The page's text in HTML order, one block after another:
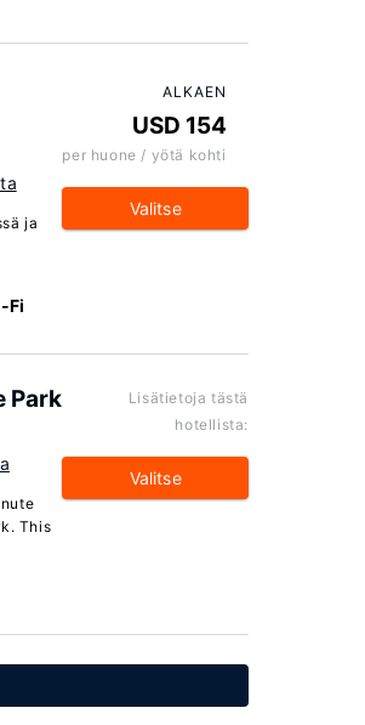
ja
Fi
ALKAEN
USD 154
per huone / yötä kohti
Valitse
Park
This
Lisätietoja tästä
hotellista:
Valitse